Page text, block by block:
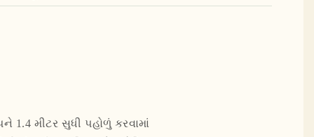
1.4 મીટર સુધી પહોળું કરવામાં